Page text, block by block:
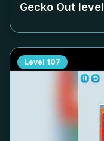
Gecko Out level
Level 107